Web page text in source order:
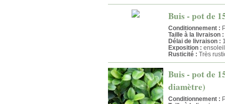
Buis - pot de
Conditionnement :
Taille à la livraison :
Délai de livraison :
Exposition :
Rusticité : Très
Buis - pot de
diamètre)
Conditionnement :